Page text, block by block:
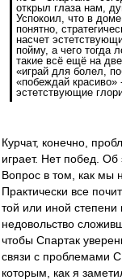
открыл глаза нам,
Успокоил, что в
понятно,
насчет
пойму, а чего тогда
такие всё ещё на
«играй для болел,
«побеждай красиво»
эстетствующие
Курчат, конечно,
играет. Нет побед. Об
Вопрос в том, как мы
Практически все
той или иной степени
недовольство
чтобы Спартак
связи с проблемами
которым, как я